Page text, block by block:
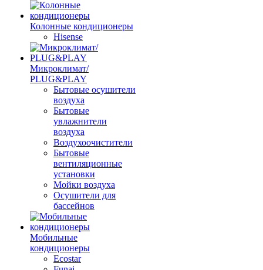
Колонные кондиционеры
Hisense
Микроклимат/
PLUG&PLAY
Бытовые осушители
воздуха
Бытовые
увлажнители
воздуха
Воздухоочистители
Бытовые
вентиляционные
установки
Мойки воздуха
Осушители для
бассейнов
Мобильные
кондиционеры
Ecostar